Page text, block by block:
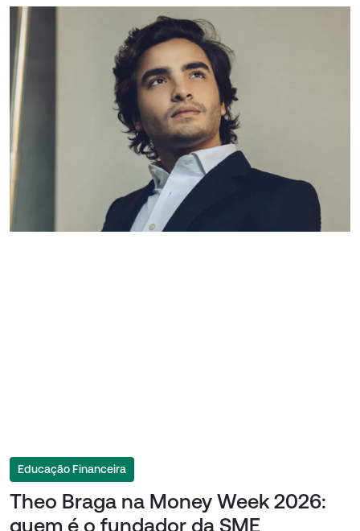
Educação Financeira
Theo Braga na Money Week 2026:
quem é o fundador da SME